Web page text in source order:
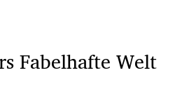
Fabelhafte Welt